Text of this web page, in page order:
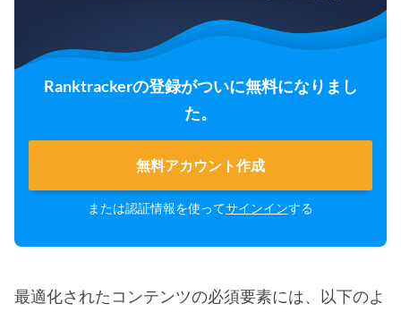
Ranktrackerの登録がついに無料になりまし
た。
無料アカウント作成
または認証情報を使ってサインインする
最適化されたコンテンツの必須要素には、以下のよ